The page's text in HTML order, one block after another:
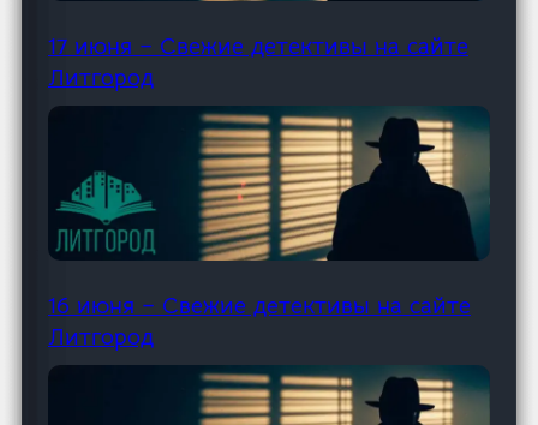
17 июня – Свежие детективы на сайте
Литгород
16 июня – Свежие детективы на сайте
Литгород